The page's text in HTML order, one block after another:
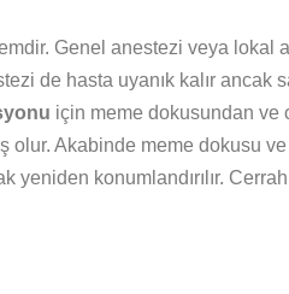
Genel anestezi veya lokal
de hasta uyanık kalır ancak
için meme dokusundan ve
olur. Akabinde meme dokusu
konumlandırılır.